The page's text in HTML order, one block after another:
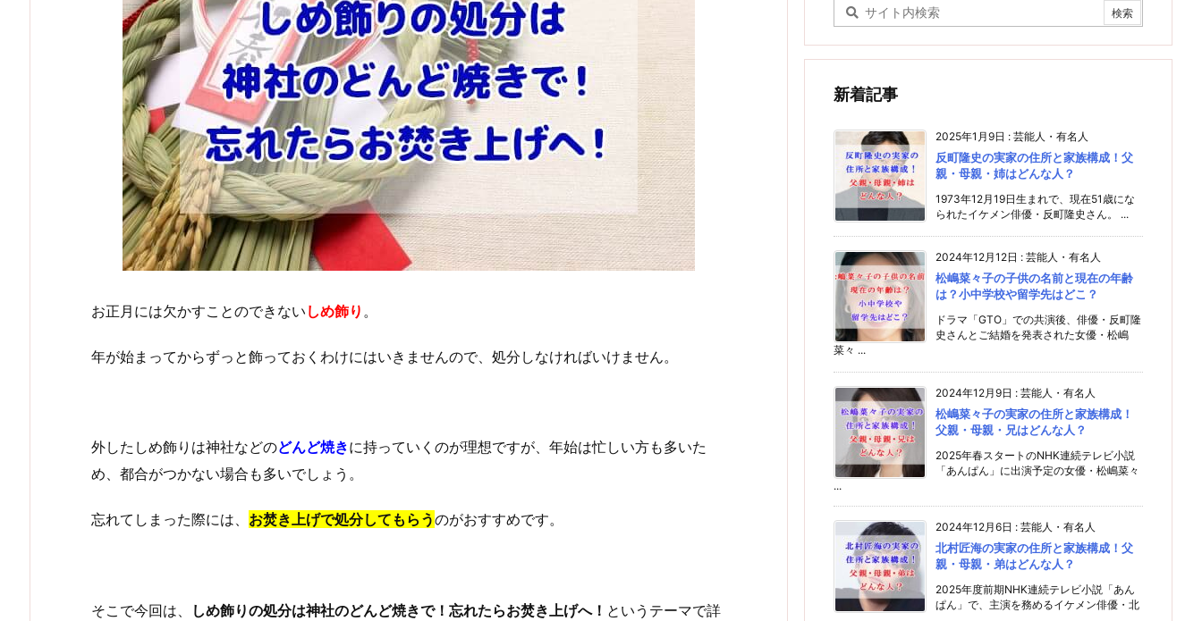
お正月には欠かすことのできない しめ飾り 。
年が始まってからずっと飾っておくわけにはいきませんので、処分しなければいけません。
外したしめ飾りは神社などのどんど焼きに持っていくのが理想ですが、年始は忙しい方も多いた
め、都合がつかない場合も多いでしょう。
忘れてしまった際には、 お焚き上げで処分してもらうのがおすすめです。
そこで今回は、 しめ飾りの処分は神社のどんど焼きで！忘れたらお焚き上げへ！ というテーマで詳
新着記事
2025年1月9日 : 芸能人・有名人
反町隆史の実家の住所と家族構成！父
親・母親・姉はどんな人？
1973年12月19日生まれで、現在51歳にな
られたイケメン俳優・反町隆史さん。 ...
2024年12月12日 : 芸能人・有名人
松嶋菜々子の子供の名前と現在の年齢
は？小中学校や留学先はどこ？
ドラマ「GTO」での共演後、俳優・反町隆
史さんとご結婚を発表された女優・松嶋
菜々 ...
2024年12月9日 : 芸能人・有名人
松嶋菜々子の実家の住所と家族構成！
父親・母親・兄はどんな人？
2025年春スタートのNHK連続テレビ小説
「あんぱん」に出演予定の女優・松嶋菜々
...
2024年12月6日 : 芸能人・有名人
北村匠海の実家の住所と家族構成！父
親・母親・弟はどんな人？
2025年度前期NHK連続テレビ小説「あん
ぱん」で、主演を務めるイケメン俳優・北